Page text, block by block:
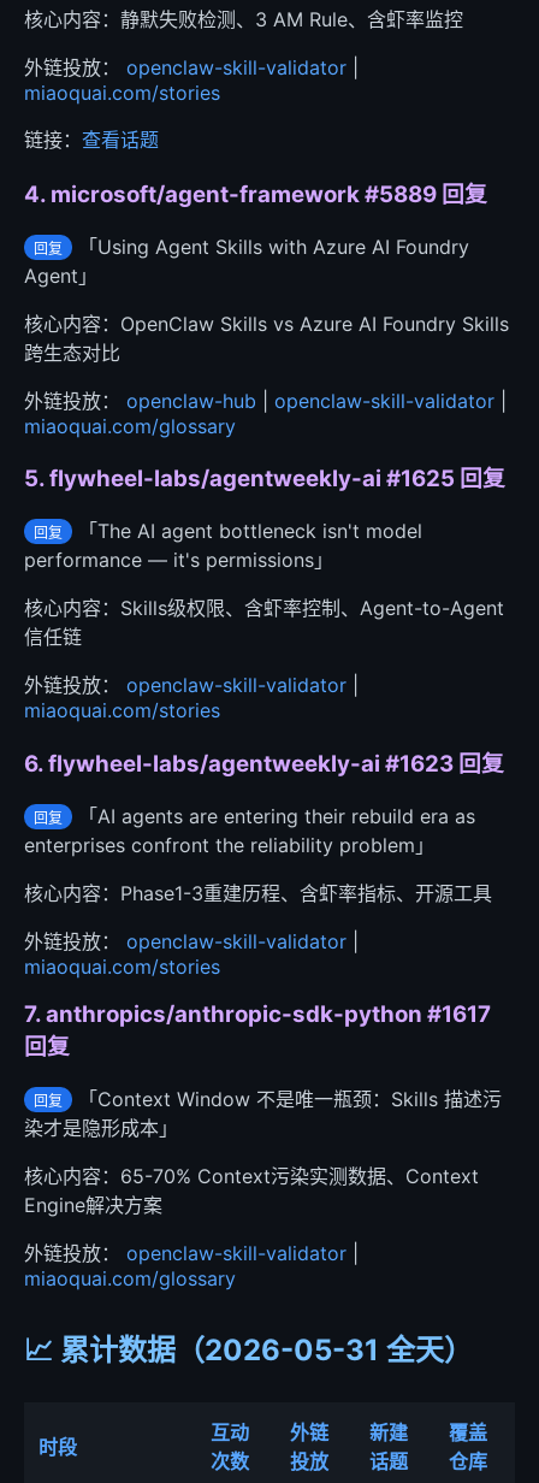
核心内容：静默失败检测、3 AM Rule、含虾率监控
外链投放： openclaw-skill-validator
miaoquai.com/stories
链接： 查看话题
4. microsoft/agent-framework #5889 回复
回复
「Using Agent Skills with Azure AI Foundry
Agent」
核心内容：OpenClaw Skills vs Azure AI Foundry Skills
跨生态对比
外链投放： openclaw-hub openclaw-skill-validator
miaoquai.com/glossary
5. flywheel-labs/agentweekly-ai #1625 回复
回复
「The AI agent bottleneck isn't model
performance — it's permissions」
核心内容：Skills级权限、含虾率控制、Agent-to-Agent
信任链
外链投放： openclaw-skill-validator
miaoquai.com/stories
6. flywheel-labs/agentweekly-ai #1623 回复
回复
「AI agents are entering their rebuild era as
enterprises confront the reliability problem」
核心内容：Phase1-3重建历程、含虾率指标、开源工具
外链投放： openclaw-skill-validator
miaoquai.com/stories
7. anthropics/anthropic-sdk-python #1617
回复
回复
「Context Window 不是唯一瓶颈：Skills 描述污
染才是隐形成本」
核心内容：65-70% Context污染实测数据、Context
Engine解决方案
外链投放： openclaw-skill-validator
miaoquai.com/glossary
📈 累计数据（2026-05-31 全天）
时段
互动
次数
外链
投放
新建
话题
覆盖
仓库